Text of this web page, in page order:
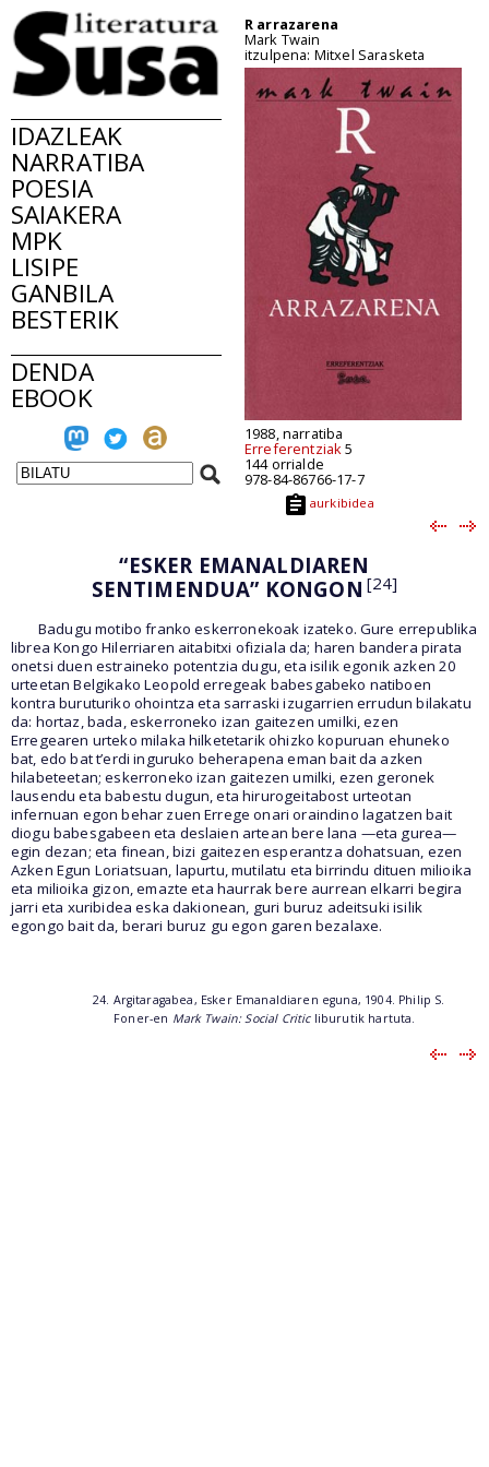
IDAZLEAK
NARRATIBA
POESIA
SAIAKERA
MPK
LISIPE
GANBILA
BESTERIK
DENDA
EBOOK
R arrazarena
Mark Twain
itzulpena: Mitxel Sarasketa
1988, narratiba
Erreferentziak5
144 orrialde
978-84-86766-17-7
aurkibidea
“ESKER EMANALDIAREN
SENTIMENDUA” KONGON [24]
Badugu motibo franko eskerronekoak izateko. Gure errepublika
librea Kongo Hilerriaren aitabitxi ofiziala da; haren bandera pirata
onetsi duen estraineko potentzia dugu, eta isilik egonik azken 20
urteetan Belgikako Leopold erregeak babesgabeko natiboen
kontra buruturiko ohointza eta sarraski izugarrien errudun bilakatu
da: hortaz, bada, eskerroneko izan gaitezen umilki, ezen
Erregearen urteko milaka hilketetarik ohizko kopuruan ehuneko
bat, edo bat t’erdi inguruko beherapena eman bait da azken
hilabeteetan; eskerroneko izan gaitezen umilki, ezen geronek
lausendu eta babestu dugun, eta hirurogeitabost urteotan
infernuan egon behar zuen Errege onari oraindino lagatzen bait
diogu babesgabeen eta deslaien artean bere lana —eta gurea—
egin dezan; eta finean, bizi gaitezen esperantza dohatsuan, ezen
Azken Egun Loriatsuan, lapurtu, mutilatu eta birrindu dituen milioika
eta milioika gizon, emazte eta haurrak bere aurrean elkarri begira
jarri eta xuribidea eska dakionean, guri buruz adeitsuki isilik
egongo bait da, berari buruz gu egon garen bezalaxe.
24. Argitaragabea, Esker Emanaldiaren eguna, 1904. Philip S.
Foner-en Mark Twain: Social Criticliburutik hartuta.